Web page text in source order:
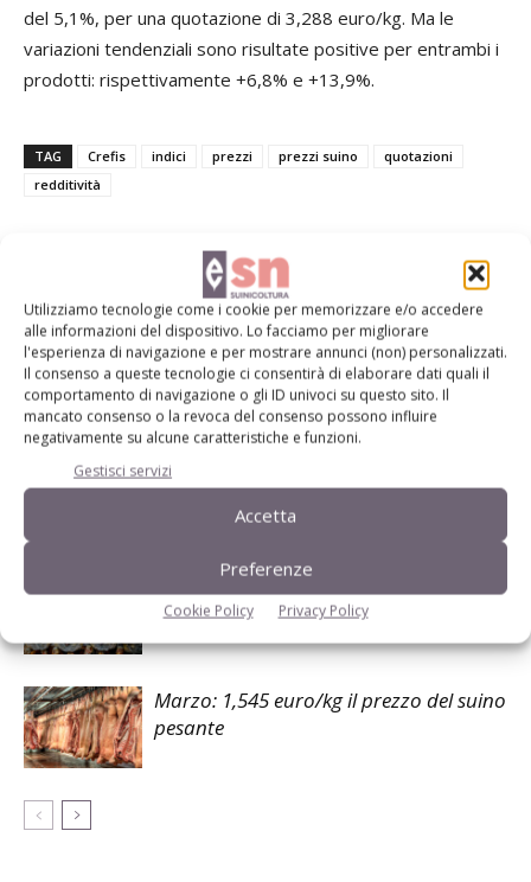
Utilizziamo tecnologie come i cookie per memorizzare e/o accedere
alle informazioni del dispositivo. Lo facciamo per migliorare
l'esperienza di navigazione e per mostrare annunci (non) personalizzati.
Il consenso a queste tecnologie ci consentirà di elaborare dati quali il
comportamento di navigazione o gli ID univoci su questo sito. Il
mancato consenso o la revoca del consenso possono influire
negativamente su alcune caratteristiche e funzioni.
Gestisci servizi
Accetta
Preferenze
Cookie Policy Privacy Policy
del 5,1%, per una quotazione di 3,288 euro/kg. Ma le
variazioni tendenziali sono risultate positive per entrambi i
prodotti: rispettivamente +6,8% e +13,9%.
TAG Crefis indici prezzi prezzi suino
quotazioni
redditività
Facebook Twitter
Articoli correlati
Maggio: 1,568 euro/kg il prezzo del
pesante
Marzo: 1,545 euro/kg il prezzo del suino
pesante